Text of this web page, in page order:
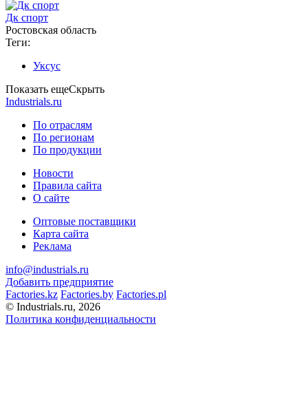
Дк спорт
Ростовская область
Теги:
Уксус
Показать ещеСкрыть
Industrials.ru
По отраслям
По регионам
По продукции
Новости
Правила сайта
О сайте
Оптовые поставщики
Карта сайта
Реклама
info@industrials.ru
Добавить предприятие
Factories.kz Factories.by Factories.pl
© Industrials.ru, 2026
Политика конфиденциальности